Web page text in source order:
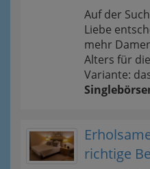
Auf der
Liebe
mehr
Alters für
Variante:
richtige